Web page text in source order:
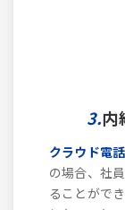
3.内
クラウド電
の場合、社
ることがで